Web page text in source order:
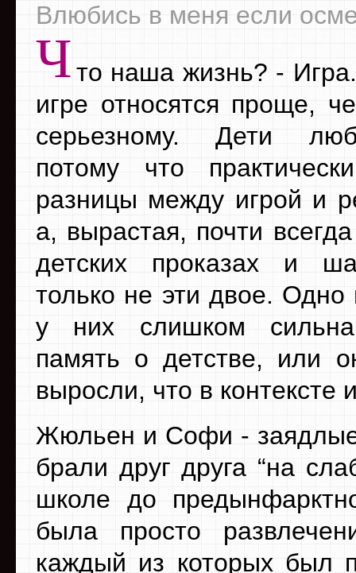
Влюбись в меня если
Что наша жизнь? -
игре относятся проще,
серьезному. Дети
потому что
разницы между игрой и
а, вырастая, почти
детских проказах и
только не эти двое. Одно
у них слишком сильна
память о детстве, или
выросли, что в контексте
Жюльен и Софи - заядлые
брали друг друга “на
школе до
была просто
каждый из которых был